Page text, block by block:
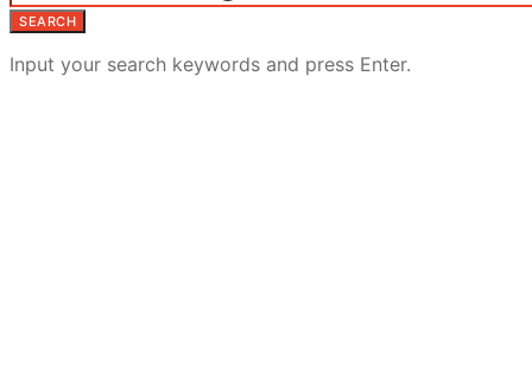
SEARCH
Input your search keywords and press Enter.